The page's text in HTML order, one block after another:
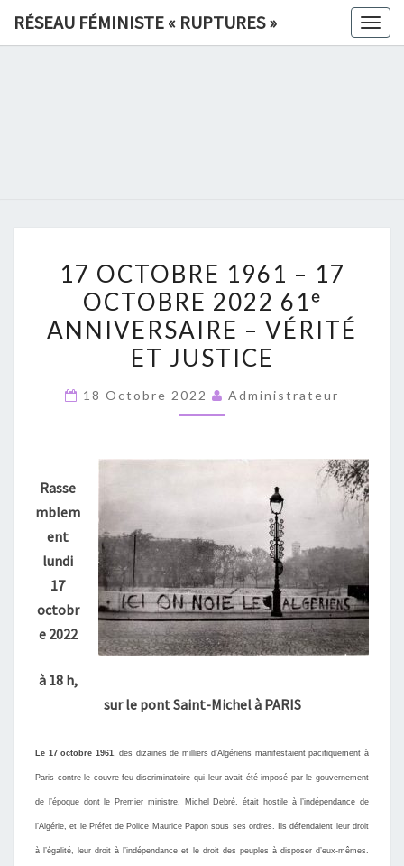
RÉSEAU FÉMINISTE « RUPTURES »
»
OCTOBRE
1961
–
17
2022
JUSTICE
17 OCTOBRE 1961 – 17
OCTOBRE 2022 61ᵉ
ANNIVERSAIRE – VÉRITÉ
ET JUSTICE
18 Octobre 2022 Administrateur
Rasse
mblem
ent
lundi
17
octobr
e 2022
à 18h,
sur lepont Saint-Michel à PARIS
Le 17 octobre 1961, des dizaines de milliersd’Algériens manifestaient pacifiquement à
Paris contre le couvre-feu discriminatoire qui leur avait été imposé par le gouvernement
de l’époque dont le Premier ministre, Michel Debré, était hostile à l’indépendance de
l’Algérie, et le Préfet de Police Maurice Papon sous ses ordres. Ils défendaient leur droit
à l’égalité, leur droit à l’indépendance et le droit des peuples à disposer d’eux-mêmes.